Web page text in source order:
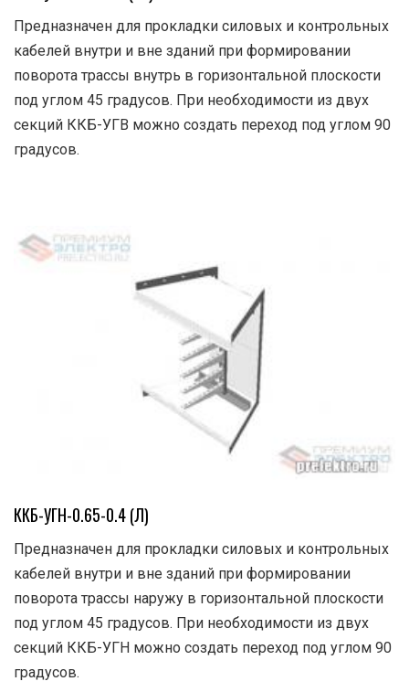
Предназначен для прокладки силовых и контрольных
кабелей внутри и вне зданий при формировании
поворота трассы внутрь в горизонтальной плоскости
под углом 45 градусов. При необходимости из двух
секций ККБ-УГВ можно создать переход под углом 90
градусов.
ККБ-УГН-0.65-0.4 (Л)
Предназначен для прокладки силовых и контрольных
кабелей внутри и вне зданий при формировании
поворота трассы наружу в горизонтальной плоскости
под углом 45 градусов. При необходимости из двух
секций ККБ-УГН можно создать переход под углом 90
градусов.